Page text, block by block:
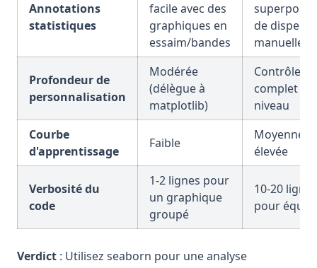
Annotations
statistiques
facile avec des
graphiques en
essaim/bandes
de
manuelles
Profondeur de
personnalisation
Modérée
(délègue à
matplotlib)
Contrôle
complet de
niveau
Courbe
d'apprentissage
Faible
Moyenne à
élevée
Verbosité du
code
1-2 lignes pour
un graphique
groupé
10-20 lignes
pour
Verdict : Utilisez seaborn pour une analyse